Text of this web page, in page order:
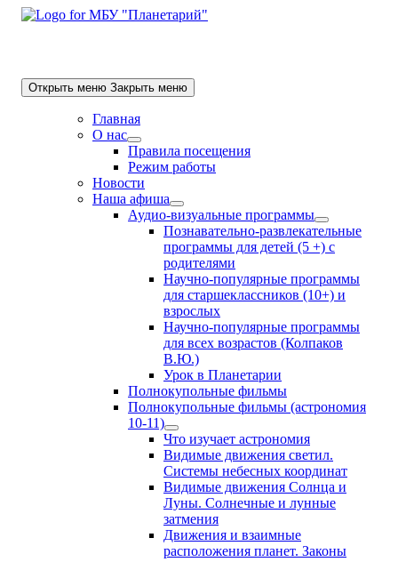
Skip
Открыть меню Закрыть меню
Главная
О нас
Show
sub
menu
Правила посещения
Режим работы
Новости
Наша афиша
Show
sub
menu
Аудио-визуальные программы
Show
sub
menu
Познавательно-развлекательные
программы для детей (5 +) с
родителями
Научно-популярные программы
для старшеклассников (10+) и
взрослых
Научно-популярные программы
для всех возрастов (Колпаков
В.Ю.)
Урок в Планетарии
Полнокупольные фильмы
Полнокупольные фильмы (астрономия
10-11)
Show
sub
menu
Что изучает астрономия
Видимые движения светил.
Системы небесных координат
Видимые движения Солнца и
Луны. Солнечные и лунные
затмения
Движения и взаимные
расположения планет. Законы